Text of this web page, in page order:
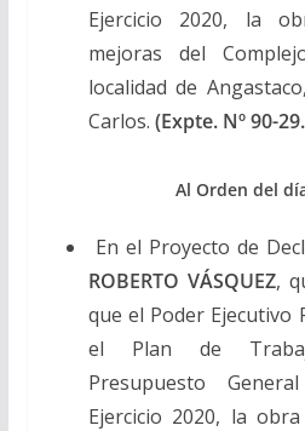
Ejercicio 2020, la
mejoras del
localidad de
Carlos. (Expte. Nº 90-
Al Orden del
En el Proyecto de
ROBERTO VÁSQUEZ,
que el Poder Ejecutivo
el Plan de
Presupuesto
Ejercicio 2020, la